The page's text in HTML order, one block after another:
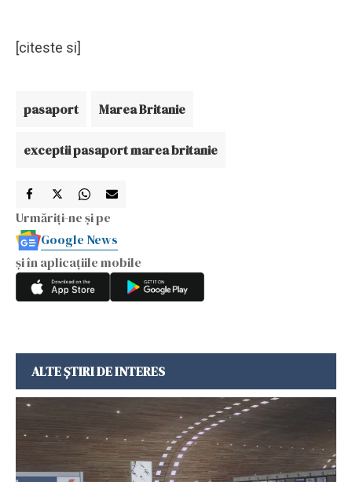
[citeste si]
pasaport Marea Britanie
exceptii pasaport marea britanie
Urmăriți-ne și pe
Google News
și în aplicațiile mobile
ALTE ȘTIRI DE INTERES